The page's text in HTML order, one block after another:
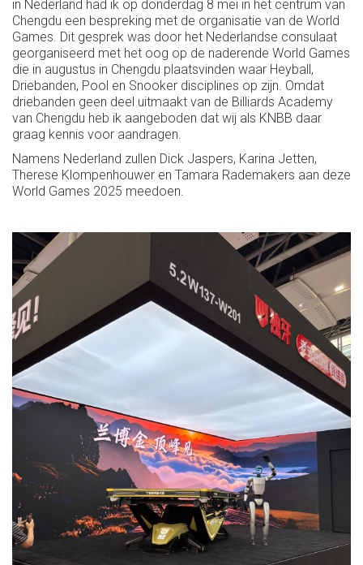
in Nederland had ik op donderdag 8 mei in het centrum van
Chengdu een bespreking met de organisatie van de World
Games. Dit gesprek was door het Nederlandse consulaat
georganiseerd met het oog op de naderende World Games
die in augustus in Chengdu plaatsvinden waar Heyball,
Driebanden, Pool en Snooker disciplines op zijn. Omdat
driebanden geen deel uitmaakt van de Billiards Academy
van Chengdu heb ik aangeboden dat wij als KNBB daar
graag kennis voor aandragen.
Namens Nederland zullen Dick Jaspers, Karina Jetten,
Therese Klompenhouwer en Tamara Rademakers aan deze
World Games 2025 meedoen.